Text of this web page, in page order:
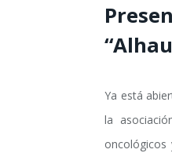
Ya está
la
oncológicos